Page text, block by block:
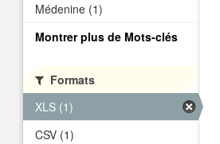
Médenine (1)
Montrer plus de Mots-clés
Formats
XLS (1)
CSV (1)